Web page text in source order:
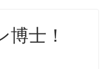
士！